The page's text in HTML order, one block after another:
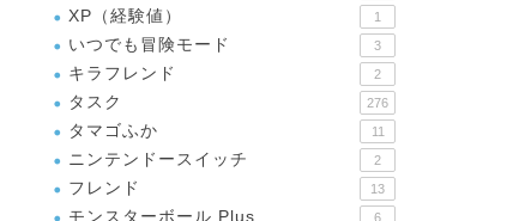
XP（経験値） 1
いつでも冒険モード 3
キラフレンド 2
タスク 276
タマゴふか 11
ニンテンドースイッチ 2
フレンド 13
モンスターボール Plus 6